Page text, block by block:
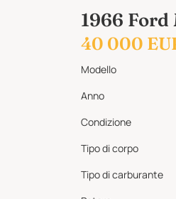
1966
40 000
Modello
Anno
Condizione
Tipo di corpo
Tipo di carburante